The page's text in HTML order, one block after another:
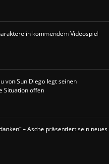
in kommendem Videospiel
von Sun Diego legt seinen
Situation offen
– Asche präsentiert sein neues